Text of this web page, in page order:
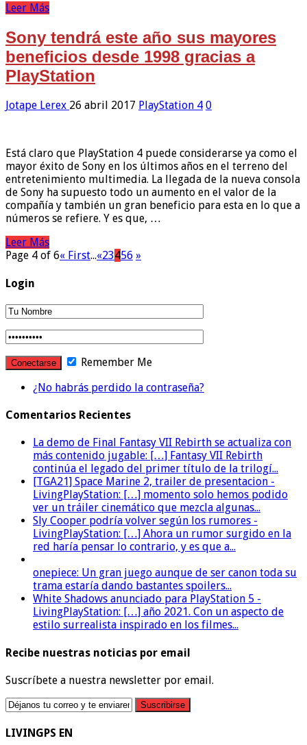
Leer Más
Sony tendrá este año sus mayores
beneficios desde 1998 gracias a
PlayStation
Jotape Lerex 26 abril 2017 PlayStation 4 0
Está claro que PlayStation 4 puede considerarse ya como el
mayor éxito de Sony en los últimos años en el terreno del
entretenimiento multimedia. La llegada de la nueva consola
de Sony ha supuesto todo un aumento en el valor de la
compañía y también un gran beneficio para esta en lo que a
números se refiere. Y es que, …
Leer Más
Page 4 of 6« First...«23456 »
Login
Remember Me
¿No habrás perdido la contraseña?
Comentarios Recientes
La demo de Final Fantasy VII Rebirth se actualiza con
más contenido jugable: […] Fantasy VII Rebirth
continúa el legado del primer título de la trilogí...
[TGA21] Space Marine 2, trailer de presentacion -
LivingPlayStation: […] momento solo hemos podido
ver un tráiler cinemático que mezcla algunas...
Sly Cooper podría volver según los rumores -
LivingPlayStation: […] Ahora un rumor surgido en la
red haría pensar lo contrario, y es que a...
onepiece: Un gran juego aunque de ser canon toda su
trama estaría dando bastantes spoilers...
White Shadows anunciado para PlayStation 5 -
LivingPlayStation: […] año 2021. Con un aspecto de
estilo surrealista inspirado en los filmes...
Recibe nuestras noticias por email
Suscríbete a nuestra newsletter por email.
LIVINGPS EN